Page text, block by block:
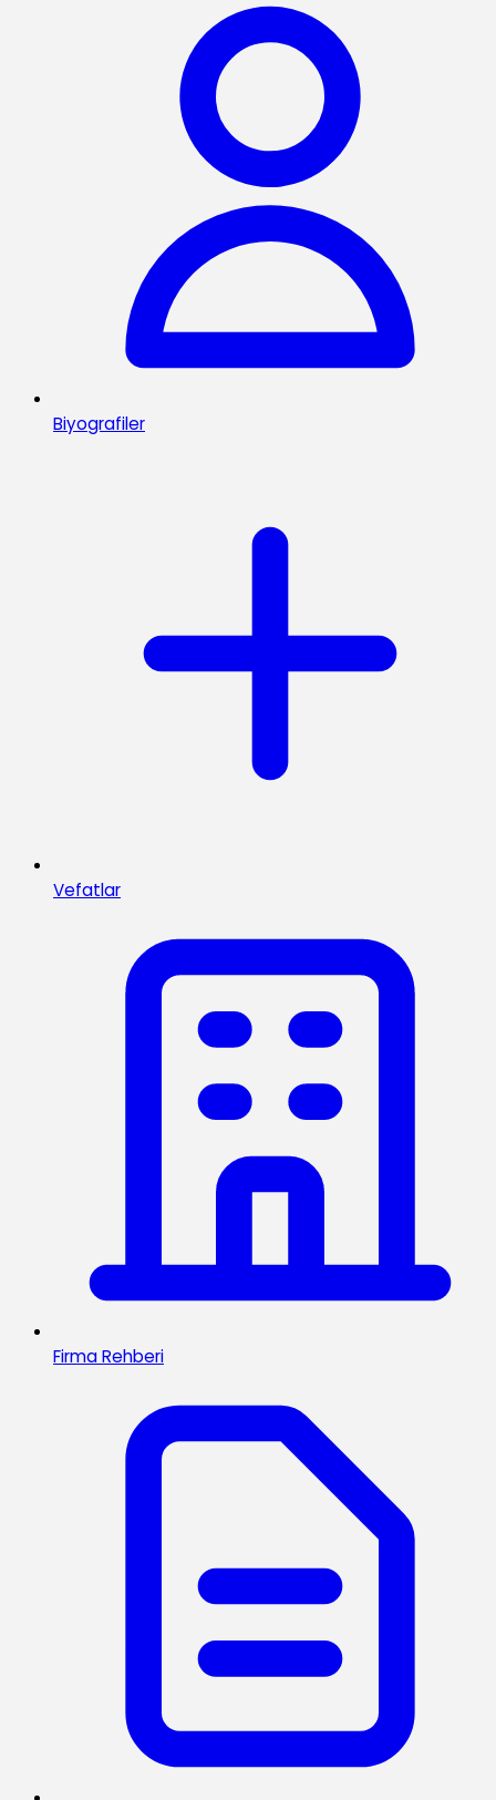
Biyografiler
Vefatlar
Firma Rehberi